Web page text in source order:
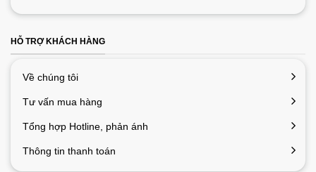
HỖ TRỢ KHÁCH HÀNG
Về chúng tôi
Tư vấn mua hàng
Tổng hợp Hotline, phản ánh
Thông tin thanh toán